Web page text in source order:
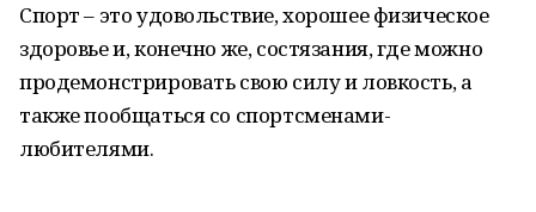
Спорт – это удовольствие, хорошее физическое
здоровье и, конечно же, состязания, где можно
продемонстрировать свою силу и ловкость, а
также пообщаться со спортсменами-
любителями.